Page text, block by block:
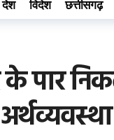
देश विदेश छत्तीसगढ़
के पार